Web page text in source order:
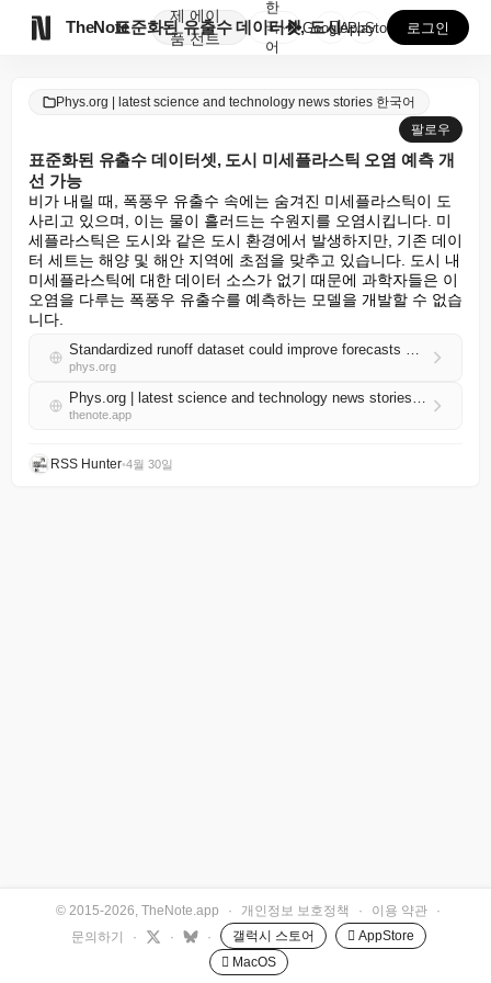
TheNote
제
품
에이
전트
표준화된 유출수 데이터셋, 도시 미세플라스틱 오염 예측...
한
국
어
GooglePlay
AppStore 로그인
Phys.org | latest science and technology news stories 한국어
팔로우
표준화된 유출수 데이터셋, 도시 미세플라스틱 오염 예측 개
선 가능
비가 내릴 때, 폭풍우 유출수 속에는 숨겨진 미세플라스틱이 도
사리고 있으며, 이는 물이 흘러드는 수원지를 오염시킵니다. 미
세플라스틱은 도시와 같은 도시 환경에서 발생하지만, 기존 데이
터 세트는 해양 및 해안 지역에 초점을 맞추고 있습니다. 도시 내
미세플라스틱에 대한 데이터 소스가 없기 때문에 과학자들은 이
오염을 다루는 폭풍우 유출수를 예측하는 모델을 개발할 수 없습
니다.
Standardized runoff dataset could improve forecasts of urban microplastic pollution
phys.org
Phys.org | latest science and technology news stories 한국어 RSS
thenote.app
RSS Hunter•4월 30일
© 2015-2026, TheNote.app · 개인정보 보호정책 · 이용 약관
·
문의하기
· · · 갤럭시 스토어
 AppStore
 MacOS